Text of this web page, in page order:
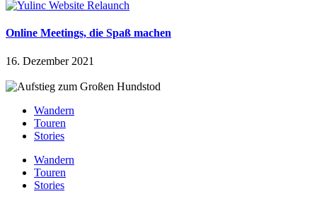
Online Meetings, die Spaß machen
16. Dezember 2021
Wandern
Touren
Stories
Wandern
Touren
Stories